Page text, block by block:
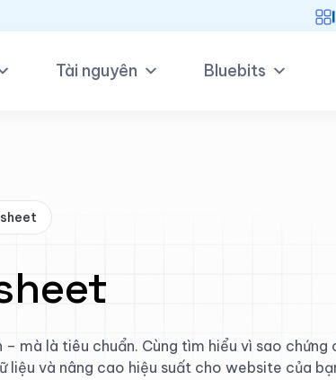
Tài nguyên Bluebits
mà là tiêu chuẩn. Cùng tìm hiểu vì sao chứng
liệu và nâng cao hiệu suất cho website của